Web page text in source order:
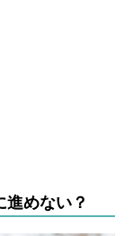
めない？